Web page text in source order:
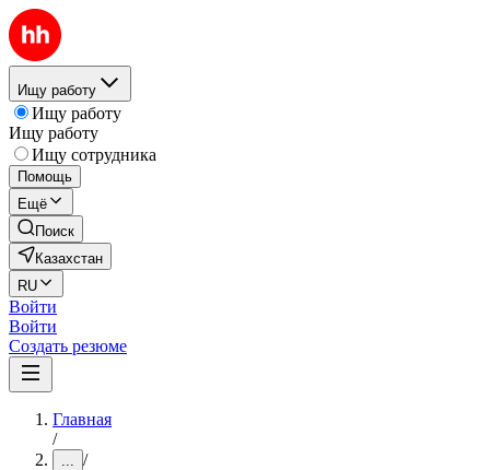
Ищу работу
Ищу работу
Ищу работу
Ищу сотрудника
Помощь
Ещё
Поиск
Казахстан
RU
Войти
Войти
Создать резюме
Главная
/
... /